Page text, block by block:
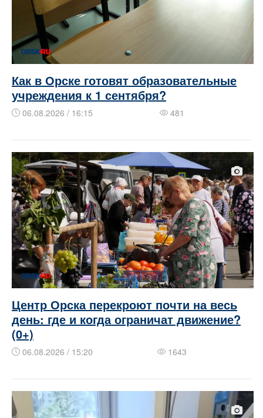
Как в Орске готовят образовательные
учреждения к 1 сентября?
06.08.2026 / 16:15 481
Центр Орска перекроют почти на весь
день: где и когда ограничат движение?
(0+)
06.08.2026 / 15:20 1643